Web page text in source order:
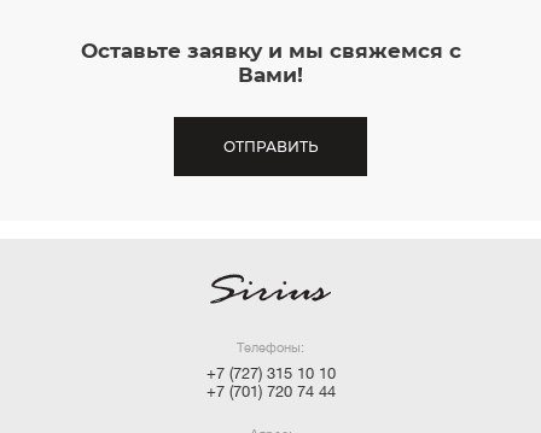
Оставьте заявку и мы свяжемся с
Вами!
ОТПРАВИТЬ
Телефоны:
+7 (727) 315 10 10
+7 (701) 720 74 44